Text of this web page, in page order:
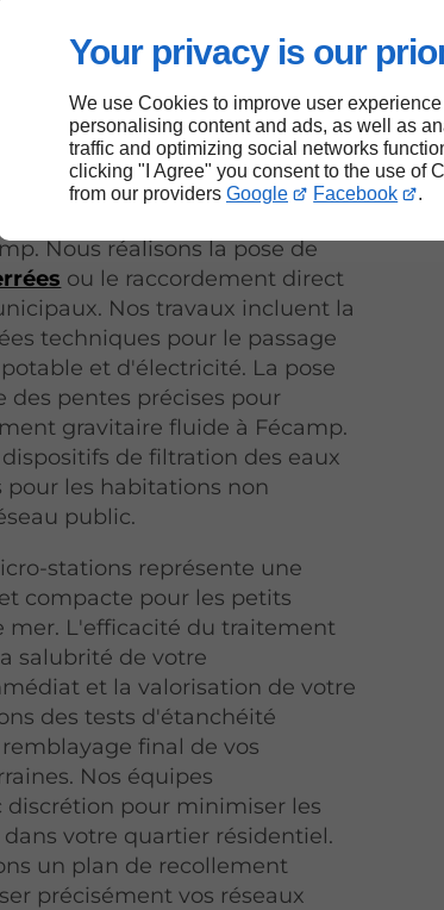
Your privacy is our
We use Cookies to improve user
personalising content and ads, as well as
traffic and optimizing social networks
clicking "I Agree" you consent to the use of
from our providers Google Facebook .
du drainage de
de vos évacuations est
votre terrain des
Nous réalisons la pose de
ou le raccordement direct
Nos travaux incluent la
techniques pour le passage
et d'électricité. La pose
des pentes précises pour
gravitaire fluide à Fécamp.
de filtration des eaux
pour les habitations non
public.
stations représente une
compacte pour les petits
mer. L'efficacité du traitement
salubrité de votre
et la valorisation de votre
des tests d'étanchéité
final de vos
Nos équipes
pour minimiser les
dans votre quartier résidentiel.
un plan de recollement
précisément vos réseaux